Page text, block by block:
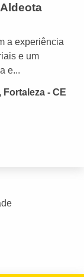
a experiência
e um
e...
- CE